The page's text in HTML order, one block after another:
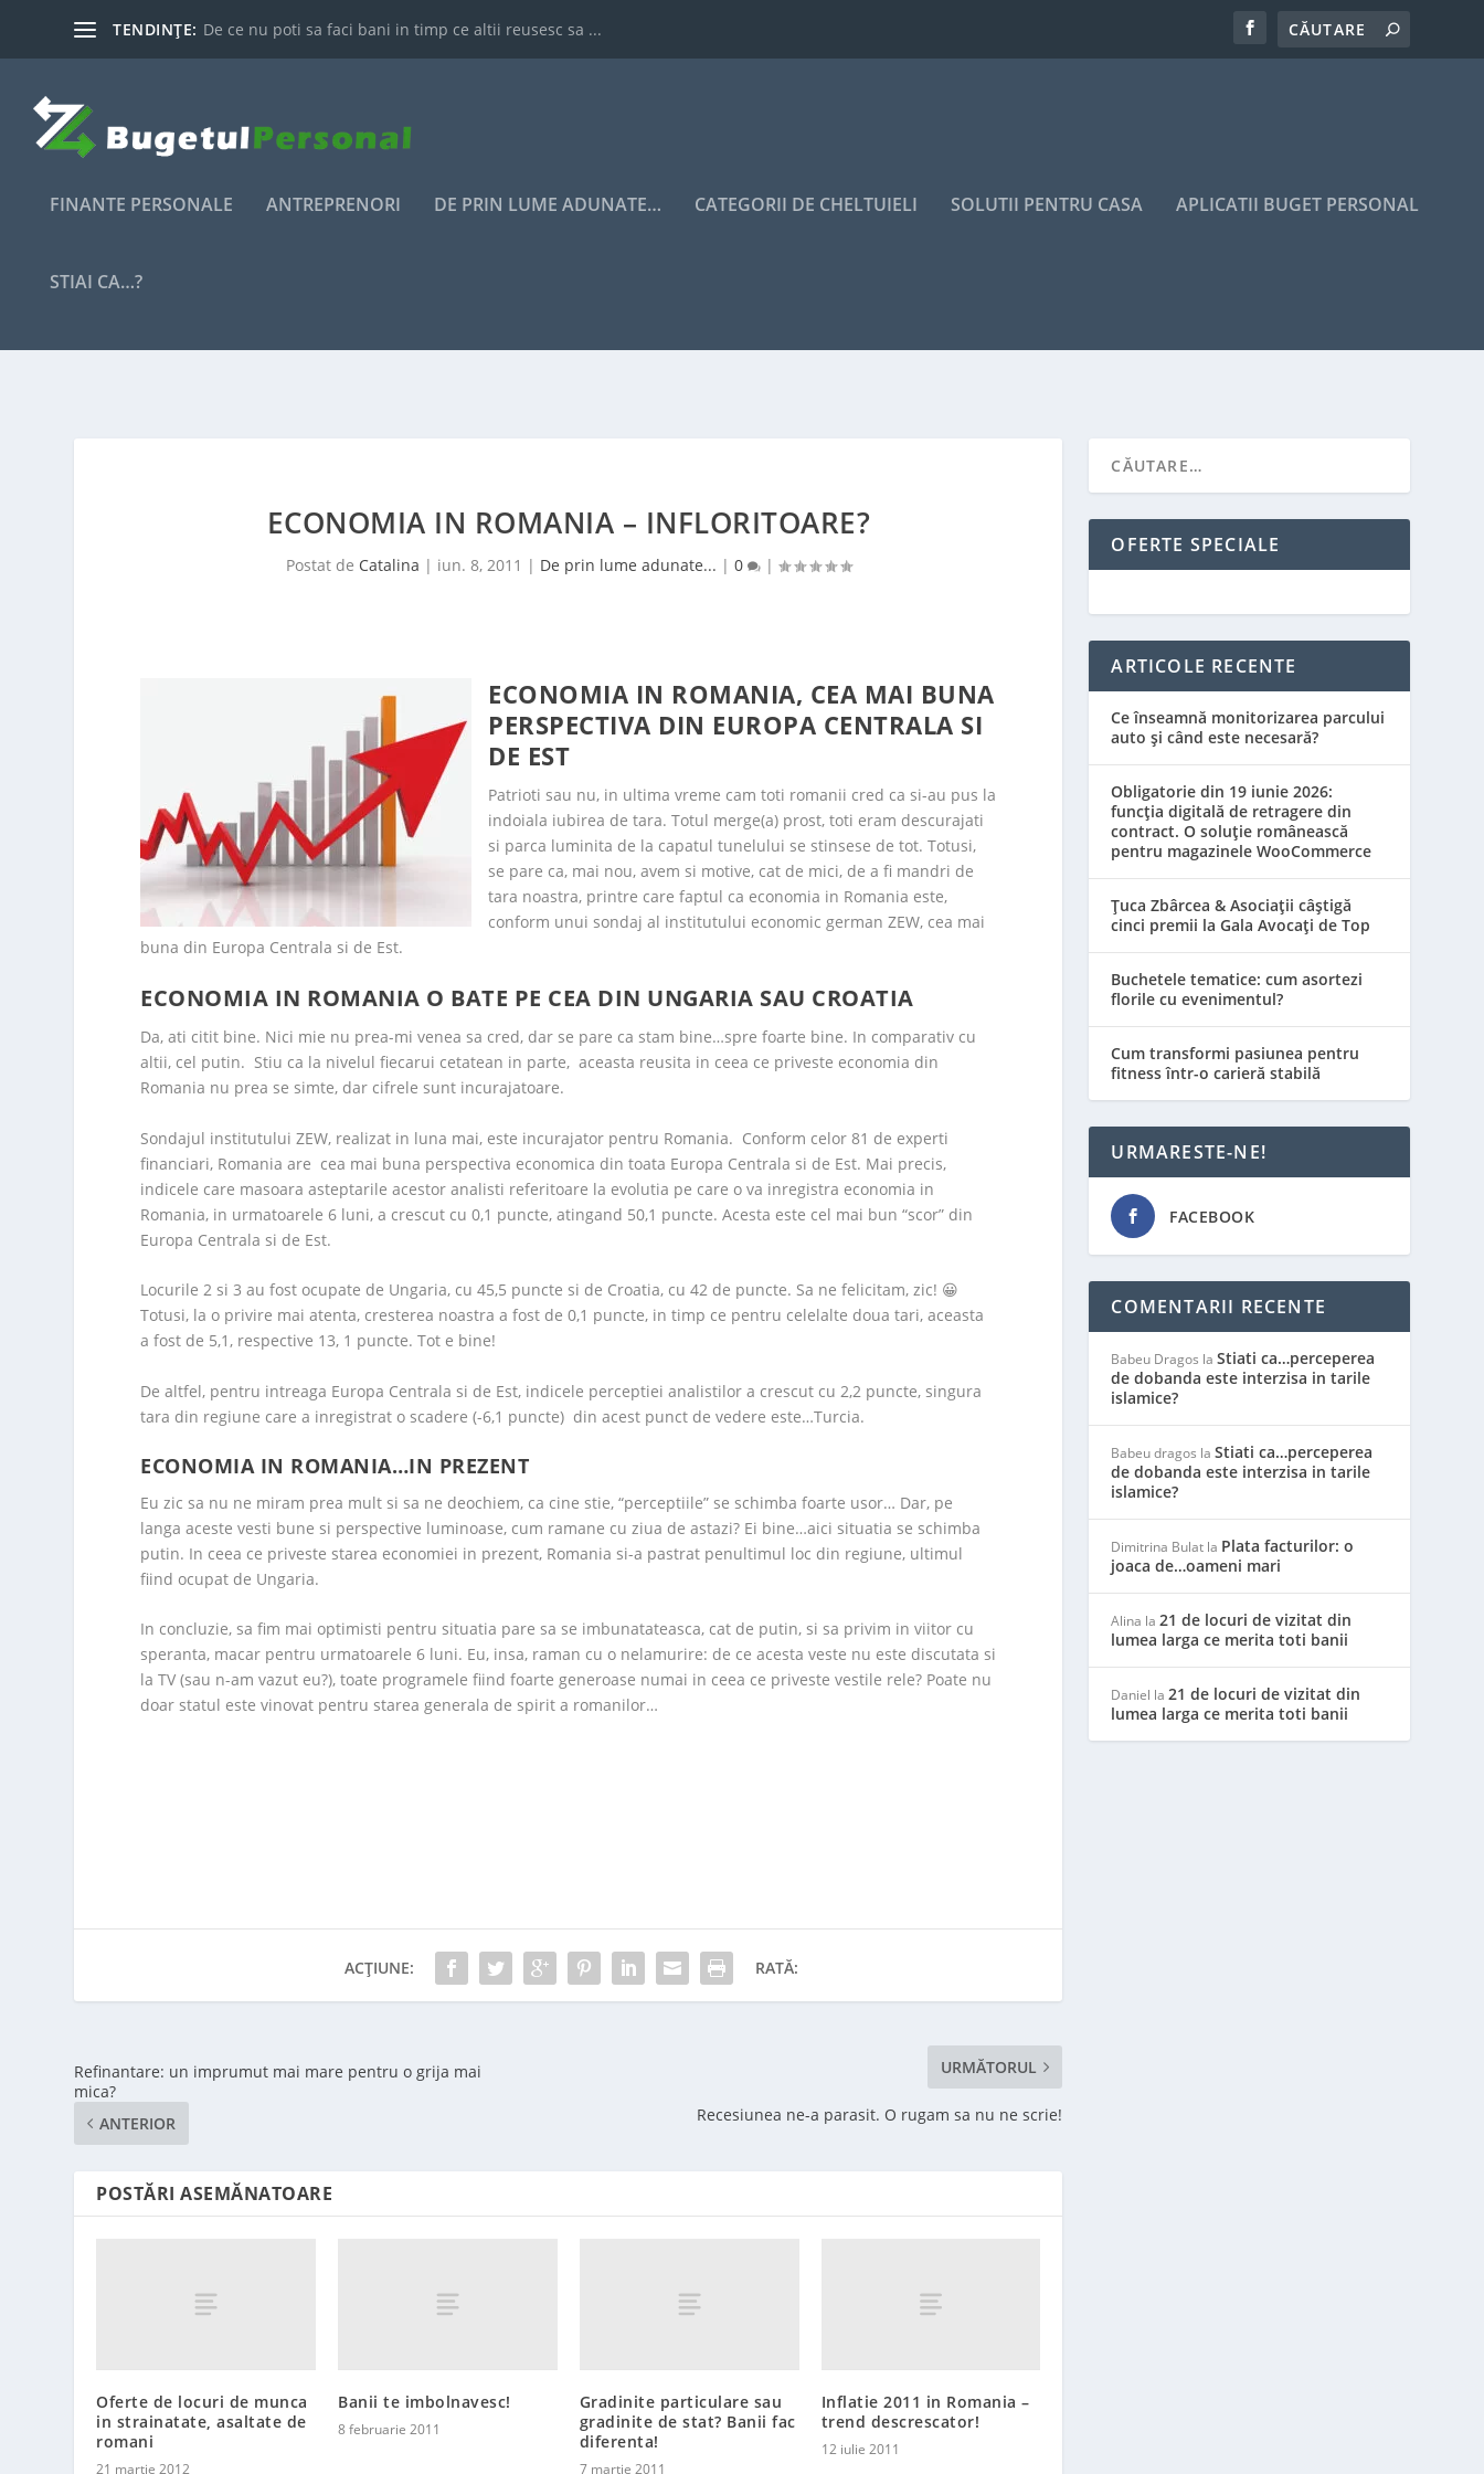
TENDINȚE: De ce nu poti sa faci bani in timp ce altii reusesc sa ...
FINANTE PERSONALE ANTREPRENORI DE PRIN LUME ADUNATE… CATEGORII DE CHELTUIELI SOLUTII PENTRU CASA APLICATII BUGET PERSONAL
STIAI CA…?
ECONOMIA IN ROMANIA – INFLORITOARE?
Postat de Catalina | iun. 8, 2011 | De prin lume adunate... | 0 |
ECONOMIA IN ROMANIA, CEA MAI BUNA
PERSPECTIVA DIN EUROPA CENTRALA SI
DE EST
Patrioti sau nu, in ultima vreme cam toti romanii cred ca si-au pus la
indoiala iubirea de tara. Totul merge(a) prost, toti eram descurajati
si parca luminita de la capatul tunelului se stinsese de tot. Totusi,
se pare ca, mai nou, avem si motive, cat de mici, de a fi mandri de
tara noastra, printre care faptul ca economia in Romania este,
conform unui sondaj al institutului economic german ZEW, cea mai
buna din Europa Centrala si de Est.
ECONOMIA IN ROMANIA O BATE PE CEA DIN UNGARIA SAU CROATIA
Da, ati citit bine. Nici mie nu prea-mi venea sa cred, dar se pare ca stam bine…spre foarte bine. In comparativ cu
altii, cel putin. Stiu ca la nivelul fiecarui cetatean in parte, aceasta reusita in ceea ce priveste economia din
Romania nu prea se simte, dar cifrele sunt incurajatoare.
Sondajul institutului ZEW, realizat in luna mai, este incurajator pentru Romania. Conform celor 81 de experti
financiari, Romania are cea mai buna perspectiva economica din toata Europa Centrala si de Est. Mai precis,
indicele care masoara asteptarile acestor analisti referitoare la evolutia pe care o va inregistra economia in
Romania, in urmatoarele 6 luni, a crescut cu 0,1 puncte, atingand 50,1 puncte. Acesta este cel mai bun “scor” din
Europa Centrala si de Est.
Locurile 2 si 3 au fost ocupate de Ungaria, cu 45,5 puncte si de Croatia, cu 42 de puncte. Sa ne felicitam, zic! 😀
Totusi, la o privire mai atenta, cresterea noastra a fost de 0,1 puncte, in timp ce pentru celelalte doua tari, aceasta
a fost de 5,1, respective 13, 1 puncte. Tot e bine!
De altfel, pentru intreaga Europa Centrala si de Est, indicele perceptiei analistilor a crescut cu 2,2 puncte, singura
tara din regiune care a inregistrat o scadere (-6,1 puncte) din acest punct de vedere este…Turcia.
ECONOMIA IN ROMANIA…IN PREZENT
Eu zic sa nu ne miram prea mult si sa ne deochiem, ca cine stie, “perceptiile” se schimba foarte usor… Dar, pe
langa aceste vesti bune si perspective luminoase, cum ramane cu ziua de astazi? Ei bine…aici situatia se schimba
putin. In ceea ce priveste starea economiei in prezent, Romania si-a pastrat penultimul loc din regiune, ultimul
fiind ocupat de Ungaria.
In concluzie, sa fim mai optimisti pentru situatia pare sa se imbunatateasca, cat de putin, si sa privim in viitor cu
speranta, macar pentru urmatoarele 6 luni. Eu, insa, raman cu o nelamurire: de ce acesta veste nu este discutata si
la TV (sau n-am vazut eu?), toate programele fiind foarte generoase numai in ceea ce priveste vestile rele? Poate nu
doar statul este vinovat pentru starea generala de spirit a romanilor…
ACȚIUNE: RATĂ:
Refinantare: un imprumut mai mare pentru o grija mai
mica?
ANTERIOR
URMĂTORUL
Recesiunea ne-a parasit. O rugam sa nu ne scrie!
POSTĂRI ASEMĂNATOARE
Oferte de locuri de munca
in strainatate, asaltate de
romani
21 martie 2012
Banii te imbolnavesc!
8 februarie 2011
Gradinite particulare sau
gradinite de stat? Banii fac
diferenta!
7 martie 2011
Inflatie 2011 in Romania –
trend descrescator!
12 iulie 2011
OFERTE SPECIALE
ARTICOLE RECENTE
Ce înseamnă monitorizarea parcului
auto și când este necesară?
Obligatorie din 19 iunie 2026:
funcția digitală de retragere din
contract. O soluție românească
pentru magazinele WooCommerce
Țuca Zbârcea & Asociații câștigă
cinci premii la Gala Avocați de Top
Buchetele tematice: cum asortezi
florile cu evenimentul?
Cum transformi pasiunea pentru
fitness într-o carieră stabilă
URMARESTE-NE!
FACEBOOK
COMENTARII RECENTE
Babeu Dragos laStiati ca…perceperea
de dobanda este interzisa in tarile
islamice?
Babeu dragos laStiati ca…perceperea
de dobanda este interzisa in tarile
islamice?
Dimitrina Bulat la Plata facturilor: o
joaca de…oameni mari
Alina la21 de locuri de vizitat din
lumea larga ce merita toti banii
Daniel la21 de locuri de vizitat din
lumea larga ce merita toti banii